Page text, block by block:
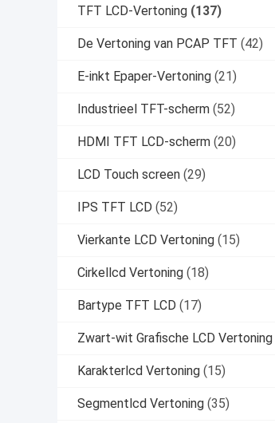
TFT LCD-Vertoning (137)
De Vertoning van PCAP TFT (42)
E-inkt Epaper-Vertoning (21)
Industrieel TFT-scherm (52)
HDMI TFT LCD-scherm (20)
LCD Touch screen (29)
IPS TFT LCD (52)
Vierkante LCD Vertoning (15)
Cirkellcd Vertoning (18)
Bartype TFT LCD (17)
Zwart-wit Grafische LCD Vertoning
Karakterlcd Vertoning (15)
Segmentlcd Vertoning (35)